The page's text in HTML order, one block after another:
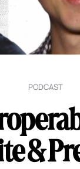
PODCAST
&